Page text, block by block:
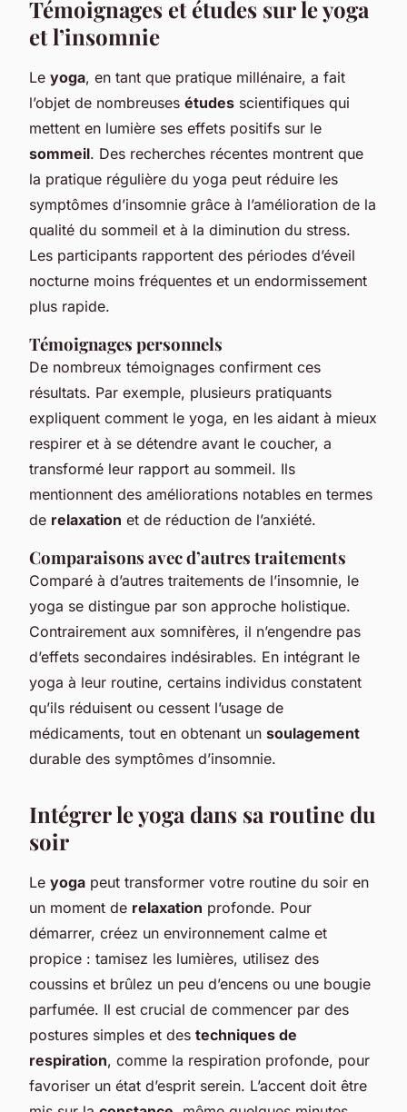
Témoignages et études sur le yoga
et l’insomnie
Le yoga, en tant que pratique millénaire, a fait
l’objet de nombreuses études scientifiques qui
mettent en lumière ses effets positifs sur le
sommeil. Des recherches récentes montrent que
la pratique régulière du yoga peut réduire les
symptômes d’insomnie grâce à l’amélioration de la
qualité du sommeil et à la diminution du stress.
Les participants rapportent des périodes d’éveil
nocturne moins fréquentes et un endormissement
plus rapide.
Témoignages personnels
De nombreux témoignages confirment ces
résultats. Par exemple, plusieurs pratiquants
expliquent comment le yoga, en les aidant à mieux
respirer et à se détendre avant le coucher, a
transformé leur rapport au sommeil. Ils
mentionnent des améliorations notables en termes
de relaxation et de réduction de l’anxiété.
Comparaisons avec d’autres traitements
Comparé à d’autres traitements de l’insomnie, le
yoga se distingue par son approche holistique.
Contrairement aux somnifères, il n’engendre pas
d’effets secondaires indésirables. En intégrant le
yoga à leur routine, certains individus constatent
qu’ils réduisent ou cessent l’usage de
médicaments, tout en obtenant un soulagement
durable des symptômes d’insomnie.
Intégrer le yoga dans sa routine du
soir
Le yoga peut transformer votre routine du soir en
un moment de relaxation profonde. Pour
démarrer, créez un environnement calme et
propice : tamisez les lumières, utilisez des
coussins et brûlez un peu d’encens ou une bougie
parfumée. Il est crucial de commencer par des
postures simples et des techniques de
respiration, comme la respiration profonde, pour
favoriser un état d’esprit serein. L’accent doit être